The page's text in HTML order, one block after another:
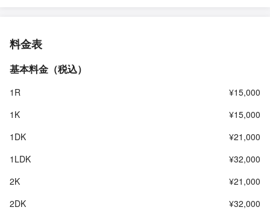
料金表
基本料金（税込）
1R
¥15,000
1K
¥15,000
1DK
¥21,000
1LDK
¥32,000
2K
¥21,000
2DK
¥32,000